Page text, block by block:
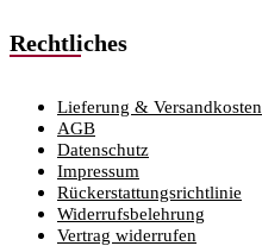
Rechtliches
Lieferung & Versandkosten
AGB
Datenschutz
Impressum
Rückerstattungsrichtlinie
Widerrufsbelehrung
Vertrag widerrufen